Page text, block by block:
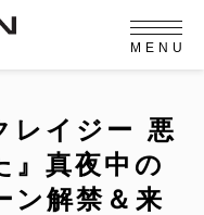
M E N U
レイジー 悪
』真夜中の
ン解禁＆来